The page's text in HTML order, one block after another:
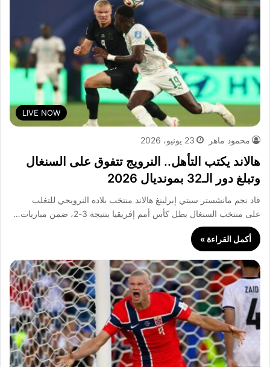
LIVE NOW
محمود ماهر 23 يونيو، 2026
هالاند يكتب التأهل.. النرويج تتفوق على السنغال
وتبلغ دور الـ32 بمونديال 2026
قاد نجم مانشستر سيتي إيرلينغ هالاند منتخب بلاده النرويجي للتغلب
على منتخب السنغال بطل كأس أمم إفريقيا بنتيجة 3-2، ضمن مباريات…
أكمل القراءة »